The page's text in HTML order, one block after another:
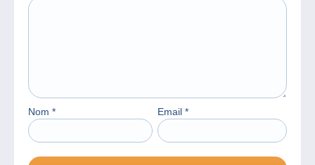
Nom * Email *